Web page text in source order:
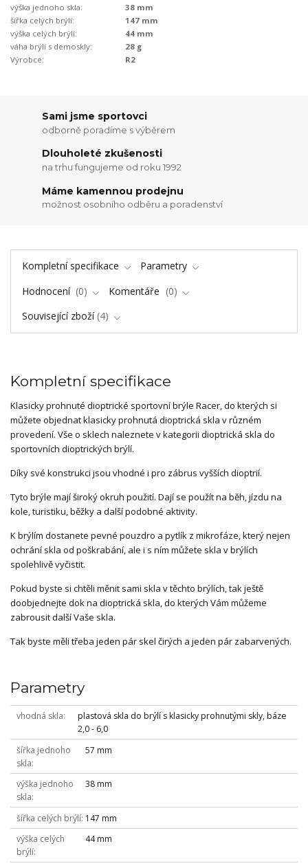
výška jednoho skla:
38 mm
šířka celých brýlí:
147 mm
výška celých brýlí:
44 mm
váha brýlí s demoskly:
28 g
Výrobce:
R2
Sami jsme sportovci
odborně poradíme s výběrem
Dlouholeté zkušenosti
na trhu fungujeme od roku 1992
Máme kamennou prodejnu
možnost osobního odběru a poradenství
Kompletní specifikace
Parametry
Hodnocení
0 Komentáře
0
Související zboží 4
Kompletní specifikace
Klasicky prohnuté dioptrické sportovní brýle Racer, do kterých si
můžete objednat klasicky prohnutá dioptrická skla v různém
provedení. Vše o sklech naleznete v kategorii dioptrická skla do
sportovních dioptrických brýlí.
Díky své konstrukci jsou vhodné i pro zábrus vyšších dioptrií.
Tyto brýle mají široký okruh použití. Dají se použít na běh, jízdu na
kole, turistiku, běžky a další podobné aktivity.
K brýlím dostanete pevné pouzdro a pytlík z mikrofáze, který nejen
ochrání skla od poškrabání, ale i s ním můžete skla v brýlích
spolehlivě vyčistit.
Pokud byste si chtěli měnit sami skla v těchto brýlích, tak ještě
doobjednejte dok na dioptrická skla, do kterých Vám můžeme
zabrousit další Vaše skla.
Tak byste měli třeba jeden pár skel čirých a jeden pár zabarvených.
Parametry
vhodná skla
plastová skla do brýlí s klasicky prohnutými skly, báze
2,0 - 6,0
šířka jednoho
skla
57 mm
výška jednoho
skla
38 mm
šířka celých brýlí 147 mm
výška celých
brýlí
44 mm